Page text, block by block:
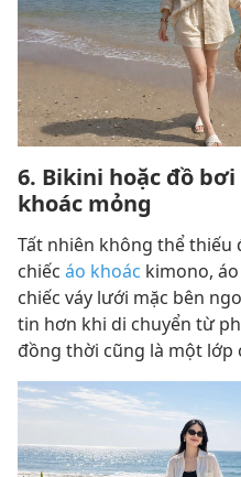
6. Bikini hoặc đồ
khoác mỏng
Tất nhiên không thể
chiếc áo khoác kimono,
chiếc váy lưới mặc bên
tin hơn khi di chuyển từ
đồng thời cũng là một lớp